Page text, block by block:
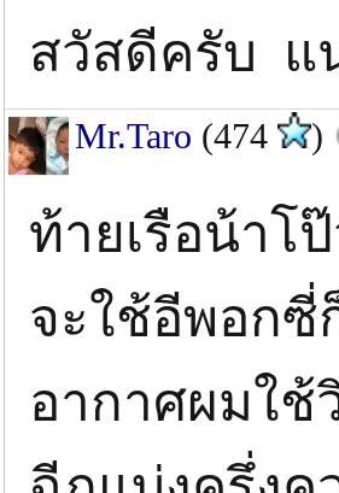
สวัสดีครับ แ
Mr.Taro (474 )
ท้ายเรือน้าโ
จะใช้อีพอกซี่
อากาศผมใช้